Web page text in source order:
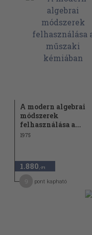
A modern algebrai
módszerek
felhasználása a...
1975
1.880 ,-Ft
pont kapható